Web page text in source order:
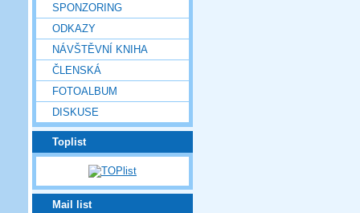
SPONZORING
ODKAZY
NÁVŠTĚVNÍ KNIHA
ČLENSKÁ
FOTOALBUM
DISKUSE
Toplist
Mail list